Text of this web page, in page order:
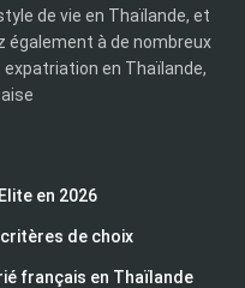
de vie en Thaïlande, et
également à de nombreux
en Thaïlande,
en 2026
de choix
français en Thaïlande